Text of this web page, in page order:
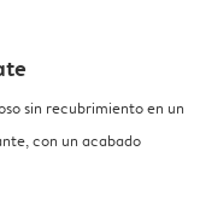
sin recubrimiento en un
con un acabado